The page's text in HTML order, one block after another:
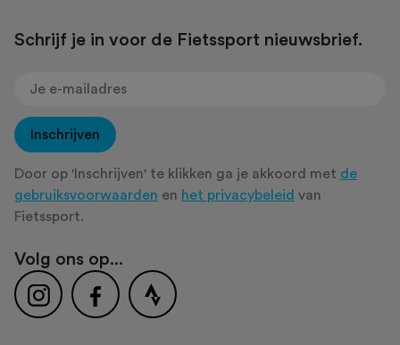
Schrijf je in voor de Fietssport nieuwsbrief.
Inschrijven
Door op 'Inschrijven' te klikken ga je akkoord met de
gebruiksvoorwaarden en het privacybeleid van
Fietssport.
Volg ons op...